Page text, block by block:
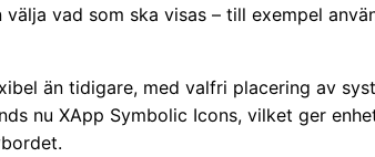
vad som ska visas – till exempel
än tidigare, med valfri placering av
nu XApp Symbolic Icons, vilket ger